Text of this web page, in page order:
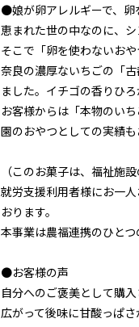
●娘が卵アレルギーで、卵
恵まれた世の中なのに、
そこで「卵を使わないお
奈良の濃厚ないちごの「
ました。イチゴの香りひ
お客様からは「本物のい
園のおやつとしての実績
（このお菓子は、福祉施
就労支援利用者様にお一
おります。
本事業は農福連携のひとつ
●お客様の声
自分へのご褒美として購
広がって後味に甘酸っぱ